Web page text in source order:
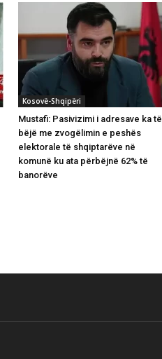
Kosovë-Shqipëri
Mustafi: Pasivizimi i adresave ka të
bëjë me zvogëlimin e peshës
elektorale të shqiptarëve në
komunë ku ata përbëjnë 62% të
banorëve